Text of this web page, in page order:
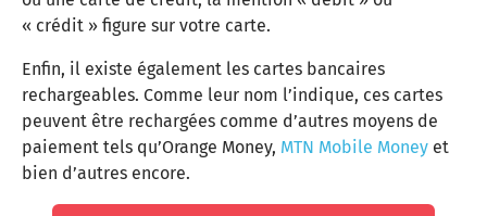
« crédit » figure sur votre carte.
Enfin, il existe également les cartes bancaires
rechargeables. Comme leur nom l’indique, ces cartes
peuvent être rechargées comme d’autres moyens de
paiement tels qu’Orange Money, MTN Mobile Money et
bien d’autres encore.